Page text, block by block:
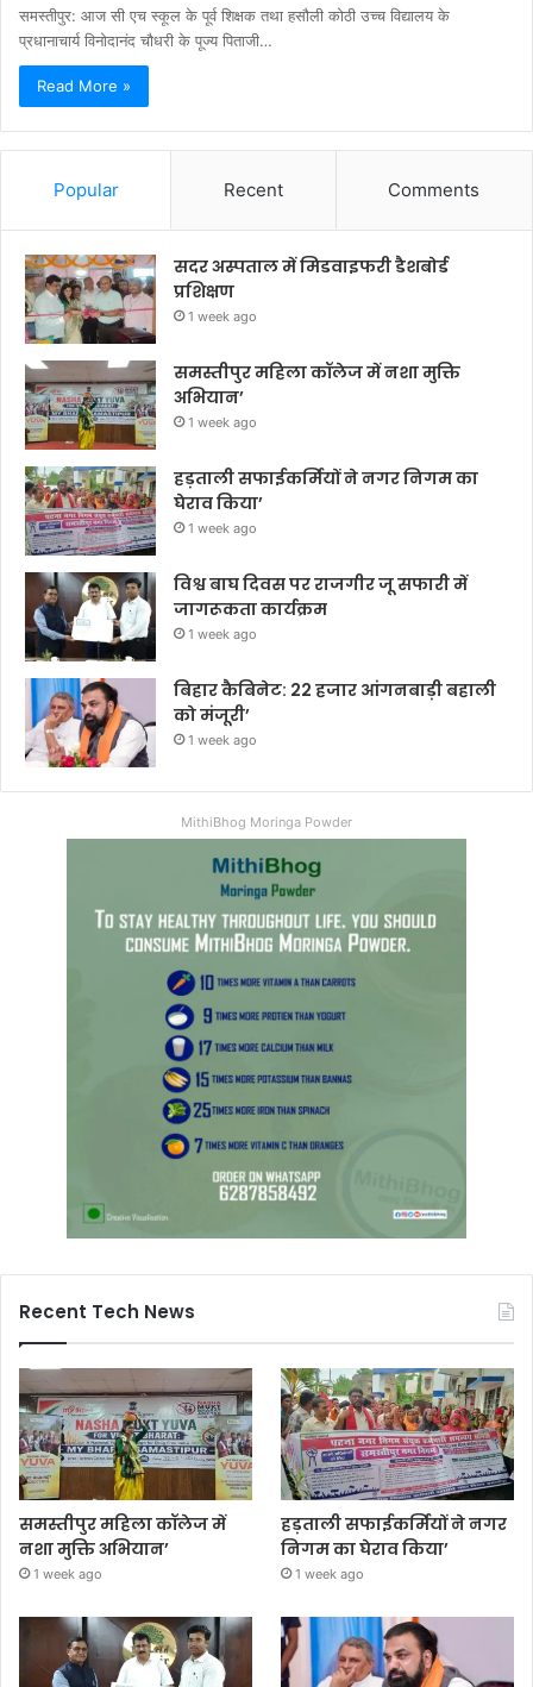
समस्तीपुर: आज सी एच स्कूल के पूर्व शिक्षक तथा हसौली कोठी उच्च विद्यालय के
प्रधानाचार्य विनोदानंद चौधरी के पूज्य पिताजी…
Read More »
Popular Recent Comments
सदर अस्पताल में मिडवाइफरी डैशबोर्ड
प्रशिक्षण
1 week ago
समस्तीपुर महिला कॉलेज में नशा मुक्ति
अभियान’
1 week ago
हड़ताली सफाईकर्मियों ने नगर निगम का
घेराव किया’
1 week ago
विश्व बाघ दिवस पर राजगीर जू सफारी में
जागरूकता कार्यक्रम
1 week ago
बिहार कैबिनेट: 22 हजार आंगनबाड़ी बहाली
को मंजूरी’
1 week ago
MithiBhog Moringa Powder
Recent Tech News
समस्तीपुर महिला कॉलेज में
नशा मुक्ति अभियान’
1 week ago
हड़ताली सफाईकर्मियों ने नगर
निगम का घेराव किया’
1 week ago